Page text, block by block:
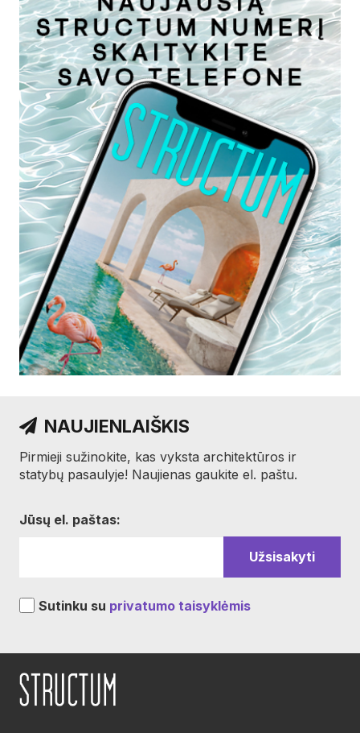
NAUJIENLAIŠKIS
Pirmieji sužinokite, kas vyksta architektūros ir
statybų pasaulyje! Naujienas gaukite el. paštu.
Jūsų el. paštas:
Sutinku su privatumo taisyklėmis